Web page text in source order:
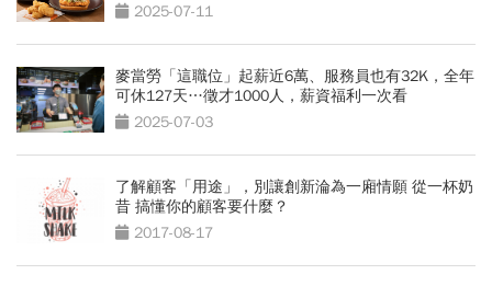
2025-07-11
麥當勞「這職位」起薪近6萬、服務員也有32K，全年
可休127天…徵才1000人，薪資福利一次看
2025-07-03
了解顧客「用途」，別讓創新淪為一廂情願 從一杯奶
昔 搞懂你的顧客要什麼？
2017-08-17